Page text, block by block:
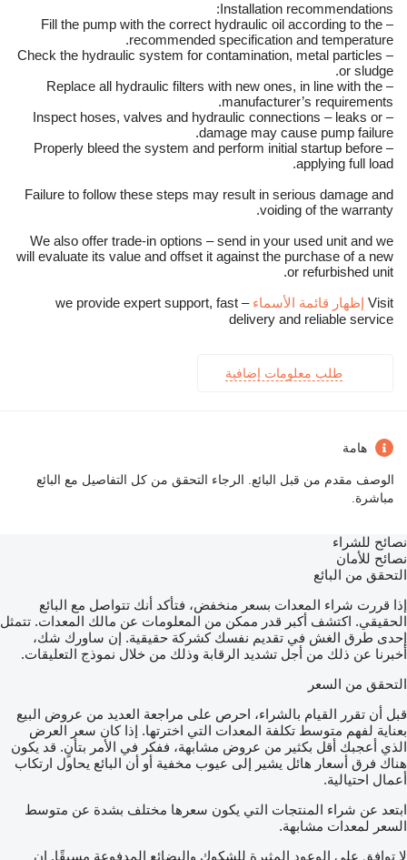
Installation recommendations:
– Fill the pump with the correct hydraulic oil according to the
recommended specification and temperature.
– Check the hydraulic system for contamination, metal particles
or sludge.
– Replace all hydraulic filters with new ones, in line with the
manufacturer’s requirements.
– Inspect hoses, valves and hydraulic connections – leaks or
damage may cause pump failure.
– Properly bleed the system and perform initial startup before
applying full load.
Failure to follow these steps may result in serious damage and
voiding of the warranty.
We also offer trade-in options – send in your used unit and we
will evaluate its value and offset it against the purchase of a new
or refurbished unit.
Visit إظهار قائمة الأسماء
– we provide expert support, fast
delivery and reliable service
طلب معلومات إضافية
هامة
الوصف مقدم من قبل البائع. الرجاء التحقق من كل التفاصيل مع البائع
مباشرة.
نصائح للشراء
نصائح للأمان
التحقق من البائع
إذا قررت شراء المعدات بسعر منخفض، فتأكد أنك تتواصل مع البائع
الحقيقي. اكتشف أكبر قدر ممكن من المعلومات عن مالك المعدات. تتمثل
إحدى طرق الغش في تقديم نفسك كشركة حقيقية. إن ساورك شك،
أخبرنا عن ذلك من أجل تشديد الرقابة وذلك من خلال نموذج التعليقات.
التحقق من السعر
قبل أن تقرر القيام بالشراء، احرص على مراجعة العديد من عروض البيع
بعناية لفهم متوسط تكلفة المعدات التي اخترتها. إذا كان سعر العرض
الذي أعجبك أقل بكثير من عروض مشابهة، ففكر في الأمر بتأنٍ. قد يكون
هناك فرق أسعار هائل يشير إلى عيوب مخفية أو أن البائع يحاول ارتكاب
أعمال احتيالية.
ابتعد عن شراء المنتجات التي يكون سعرها مختلف بشدة عن متوسط
السعر لمعدات مشابهة.
لا توافق على الوعود المثيرة للشكوك والبضائع المدفوعة مسبقًا. إن